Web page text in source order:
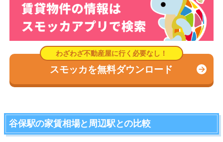
スモッカを無料ダウンロード
谷保駅の家賃相場と周辺駅との比較